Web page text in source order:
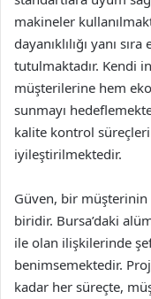
makineler
dayanıklılığı yanı
tutulmaktadır. Kendi
müşterilerine hem
sunmayı
kalite kontrol
iyileştirilmektedir.
Güven, bir
biridir. Bursa’daki
ile olan ilişkilerinde
benimsemektedir.
kadar her süreçte,